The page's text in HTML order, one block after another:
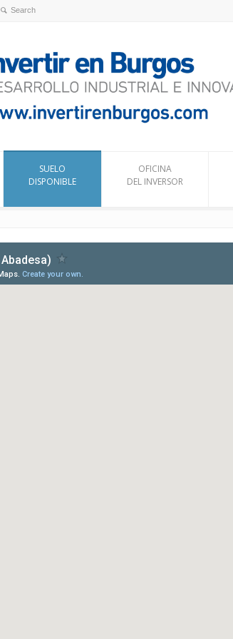
SUELO
DISPONIBLE
OFICINA
DEL INVERSOR